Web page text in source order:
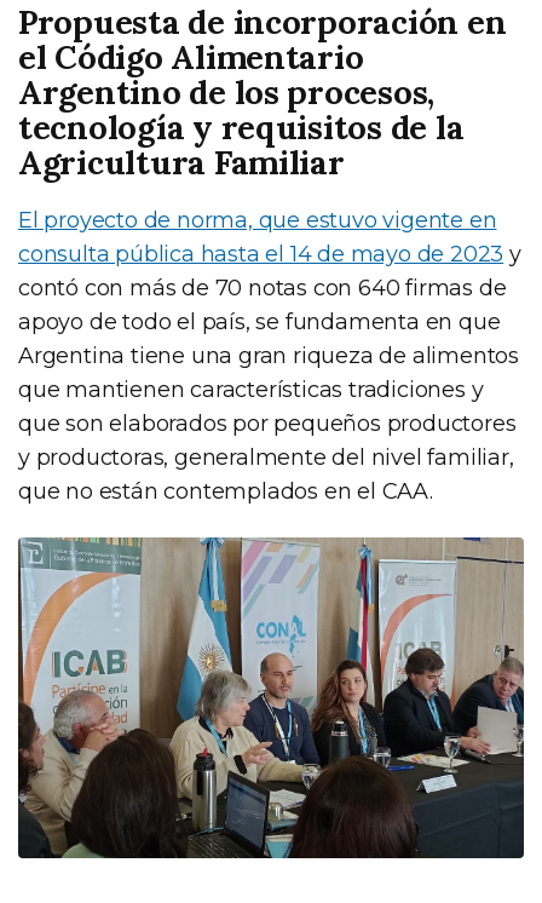
Propuesta de incorporación en
el Código Alimentario
Argentino de los procesos,
tecnología y requisitos de la
Agricultura Familiar
El proyecto de norma, que estuvo vigente en
consulta pública hasta el 14 de mayo de 2023 y
contó con más de 70 notas con 640 firmas de
apoyo de todo el país, se fundamenta en que
Argentina tiene una gran riqueza de alimentos
que mantienen características tradiciones y
que son elaborados por pequeños productores
y productoras, generalmente del nivel familiar,
que no están contemplados en el CAA.